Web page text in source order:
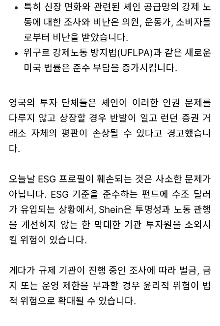
특히 신장 면화와 관련된 셰인 공급망의 강제 노
동에 대한 조사와 비난은 의원, 운동가, 소비자들
로부터 비난을 받았습니다.
위구르 강제노동 방지법(UFLPA)과 같은 새로운
미국 법률은 준수 부담을 증가시킵니다.
영국의 투자 단체들은 셰인이 이러한 인권 문제를
다루지 않고 상장할 경우 반발이 일고 런던 증권 거
래소 자체의 평판이 손상될 수 있다고 경고했습니
다.
오늘날 ESG 프로필이 훼손되는 것은 사소한 문제가
아닙니다. ESG 기준을 준수하는 펀드에 수조 달러
가 유입되는 상황에서, Shein은 투명성과 노동 관행
을 개선하지 않는 한 막대한 기관 투자원을 소외시
킬 위험이 있습니다.
게다가 규제 기관이 진행 중인 조사에 따라 벌금, 금
지 또는 운영 제한을 부과할 경우 윤리적 위험이 법
적 위험으로 확대될 수 있습니다.